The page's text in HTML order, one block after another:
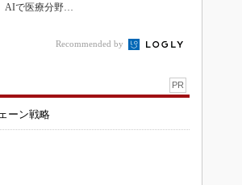
AIで医療分野支
Recommended by
PR
ーン戦略